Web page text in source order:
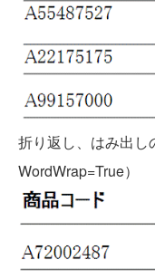
折り返し、はみ出し
WordWrap=True）